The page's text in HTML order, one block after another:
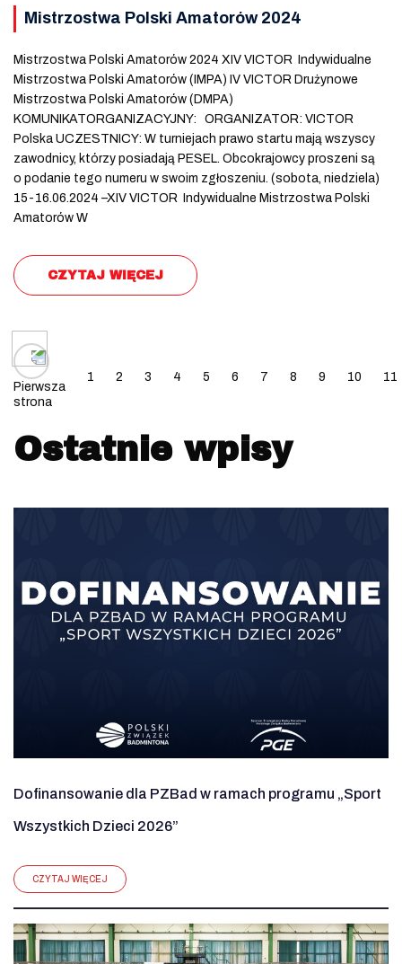
Mistrzostwa Polski Amatorów 2024
Mistrzostwa Polski Amatorów 2024 XIV VICTOR Indywidualne
Mistrzostwa Polski Amatorów (IMPA) IV VICTOR Drużynowe
Mistrzostwa Polski Amatorów (DMPA)
KOMUNIKATORGANIZACYJNY: ORGANIZATOR: VICTOR
Polska UCZESTNICY: W turniejach prawo startu mają wszyscy
zawodnicy, którzy posiadają PESEL. Obcokrajowcy proszeni są
o podanie tego numeru w swoim zgłoszeniu. (sobota, niedziela)
15-16.06.2024 –XIV VICTOR Indywidualne Mistrzostwa Polski
Amatorów W
CZYTAJ WIĘCEJ
Posts navigation
Pierwsza
strona
1 2 3 4 5 6 7 8 9 10 11
Ostatnie wpisy
Dofinansowanie dla PZBad w ramach programu „Sport
Wszystkich Dzieci 2026”
CZYTAJ WIĘCEJ